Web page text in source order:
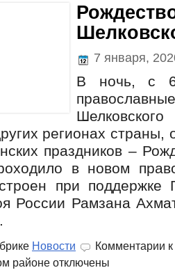
7 января,
В ночь, с
Шелковского
регионах страны,
праздников –
в новом
при поддержке
России Рамзана
Новости Комментарии
районе отключены